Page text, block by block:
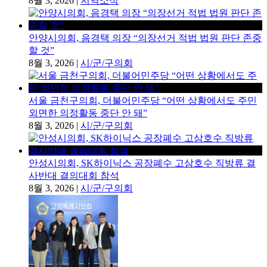
안양시의회, 음경택 의장 “의장선거 적법 법원 판단 존중
할 것”
8월 3, 2026 | 시/군/구의회
서울 금천구의회, 더불어민주당 “어떤 상황에서도 주민
외면한 의정활동 중단 안 돼”
8월 3, 2026 | 시/군/구의회
안성시의회, SK하이닉스 공장폐수 고삼호수 직방류 결
사반대 결의대회 참석
8월 3, 2026 | 시/군/구의회